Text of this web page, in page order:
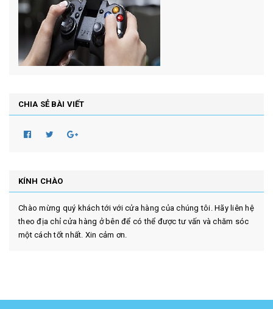
CHIA SẺ BÀI VIẾT
KÍNH CHÀO
Chào mừng quý khách tới với cửa hàng của chúng tôi. Hãy liên hệ
theo địa chỉ cửa hàng ở bên để có thể được tư vấn và chăm sóc
một cách tốt nhất. Xin cảm ơn.